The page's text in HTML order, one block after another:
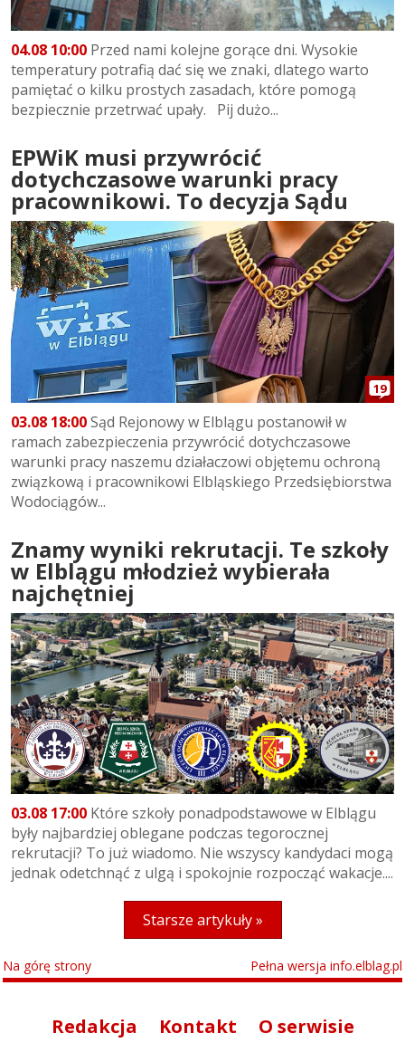
04.08 10:00 Przed nami kolejne gorące dni. Wysokie
temperatury potrafią dać się we znaki, dlatego warto
pamiętać o kilku prostych zasadach, które pomogą
bezpiecznie przetrwać upały. Pij dużo...
EPWiK musi przywrócić
dotychczasowe warunki pracy
pracownikowi. To decyzja Sądu
19
03.08 18:00Sąd Rejonowy w Elblągu postanowił w
ramach zabezpieczenia przywrócić dotychczasowe
warunki pracy naszemu działaczowi objętemu ochroną
związkową i pracownikowi Elbląskiego Przedsiębiorstwa
Wodociągów...
Znamy wyniki rekrutacji. Te szkoły
w Elblągu młodzież wybierała
najchętniej
03.08 17:00 Które szkoły ponadpodstawowe w Elblągu
były najbardziej oblegane podczas tegorocznej
rekrutacji? To już wiadomo. Nie wszyscy kandydaci mogą
jednak odetchnąć z ulgą i spokojnie rozpocząć wakacje....
Starsze artykuły »
Na górę strony Pełna wersja info.elblag.pl
Redakcja Kontakt
O serwisie